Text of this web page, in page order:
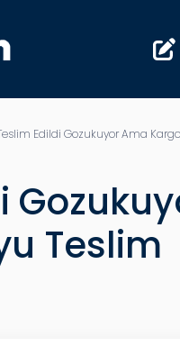
Edildi Gozukuyor Ama
Teslim